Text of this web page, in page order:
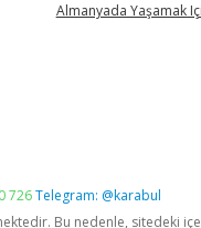
Almanyada Yaşamak
726Telegram: @karabul
Bu nedenle, sitedeki